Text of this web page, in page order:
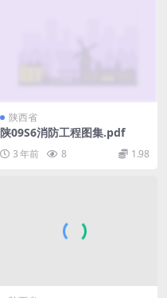
陕西省
陕09S6消防工程图集.pdf
3 年前 8 1.98